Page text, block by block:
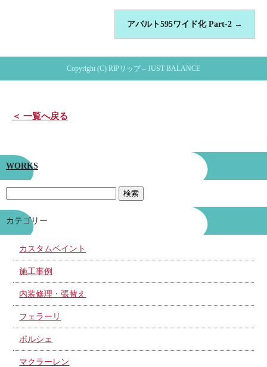
アバルト595ワイド化 Part-2 →
Copyright (C) RIPリップ – JUST BALANCE
＜ 一覧へ戻る
WORKS
カテゴリー
カスタムペイント
施工事例
内装修理・張替え
フェラーリ
ポルシェ
マクラーレン